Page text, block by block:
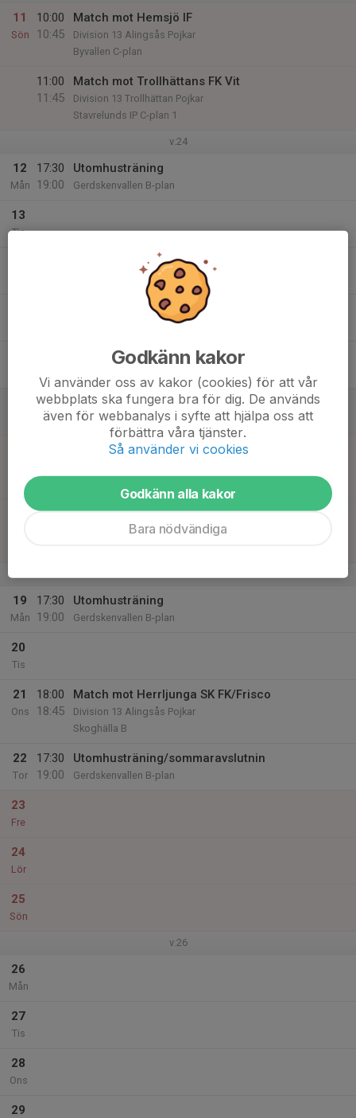
11
Sön
10:00
10:45
Match mot Hemsjö IF
Division 13 Alingsås Pojkar
Byvallen C-plan
11:00
11:45
Match mot Trollhättans FK Vit
Division 13 Trollhättan Pojkar
Stavrelunds IP C-plan 1
v.24
12
Mån
17:30
19:00
Utomhusträning
Gerdskenvallen B-plan
13
Tis
Akademiträning
Gerdskenvallen A-plan konstgräs
Utomhusträning
Gerdskenvallen B-plan
Match mot Långareds BoIS Röd
12:00
Match mot Trollhättans BoIS Vit
Division 13 Trollhättan Pojkar
19
Mån
17:30
19:00
Utomhusträning
Gerdskenvallen B-plan
20
Tis
21
Ons
18:00
18:45
Match mot Herrljunga SK FK/Frisco
Division 13 Alingsås Pojkar
Skoghälla B
22
Tor
17:30
19:00
Utomhusträning/sommaravslutnin
Gerdskenvallen B-plan
23
Fre
24
Lör
25
Sön
v.26
26
Mån
27
Tis
28
Ons
29
Godkänn kakor
Vi använder oss av kakor (cookies) för att vår
webbplats ska fungera bra för dig. De används
även för webbanalys i syfte att hjälpa oss att
förbättra våra tjänster.
Så använder vi cookies
Godkänn alla kakor
Bara nödvändiga